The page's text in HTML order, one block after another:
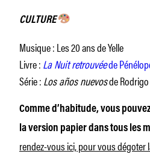
CULTURE
Musique : Les 20 ans de Yelle
Livre :La Nuit retrouvéede
Série :Los años nuevosde
Comme d’habitude, vous
la version papier dans tous les
rendez-vous ici, pour vous dégoter